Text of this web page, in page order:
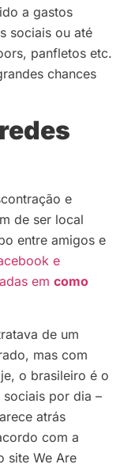
a gastos
sociais ou até
panfletos etc.
chances
e
de ser local
entre amigos e
e
em como
de um
mas com
o brasileiro é o
por dia –
atrás
com a
site We Are